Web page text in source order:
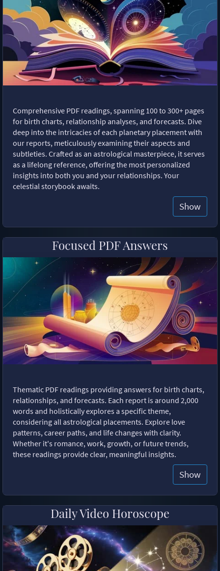
Comprehensive PDF readings, spanning 100 to 300+ pages
for birth charts, relationship analyses, and forecasts. Dive
deep into the intricacies of each planetary placement with
our reports, meticulously examining their aspects and
subtleties. Crafted as an astrological masterpiece, it serves
as a lifelong reference, offering the most personalized
insights into both you and your relationships. Your
celestial storybook awaits.
Show
Focused PDF Answers
Thematic PDF readings providing answers for birth charts,
relationships, and forecasts. Each report is around 2,000
words and holistically explores a specific theme,
considering all astrological placements. Explore love
patterns, career paths, and life changes with clarity.
Whether it's romance, work, growth, or future trends,
these readings provide clear, meaningful insights.
Show
Daily Video Horoscope